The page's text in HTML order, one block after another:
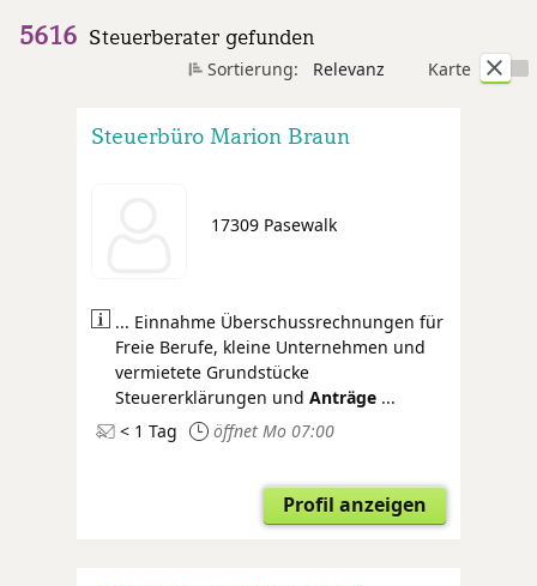
5616 Steuerberater gefunden
Sortierung: Relevanz Karte
Steuerbüro Marion Braun
17309 Pasewalk
... Einnahme Überschussrechnungen für
Freie Berufe, kleine Unternehmen und
vermietete Grundstücke
Steuererklärungen und Anträge ...
< 1 Tag
öffnet Mo 07:00
Profil anzeigen